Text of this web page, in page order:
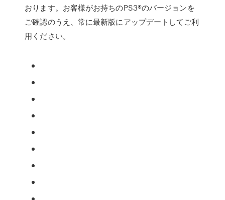
おります。お客様がお持ちのPS3®のバージョンを
ご確認のうえ、常に最新版にアップデートしてご利
用ください。